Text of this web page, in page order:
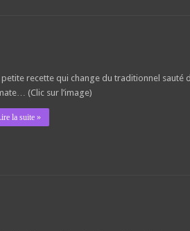
petite recette qui change du traditionnel sauté
(Clic sur l’image)
la suite »